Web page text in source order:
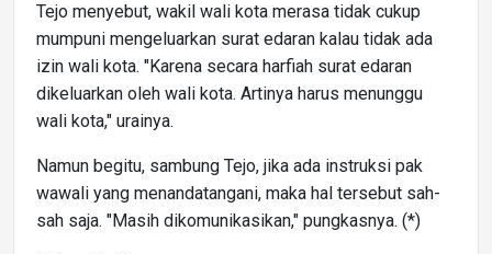
Tejo menyebut, wakil wali kota merasa tidak cukup
mumpuni mengeluarkan surat edaran kalau tidak ada
izin wali kota. "Karena secara harfiah surat edaran
dikeluarkan oleh wali kota. Artinya harus menunggu
wali kota," urainya.
Namun begitu, sambung Tejo, jika ada instruksi pak
wawali yang menandatangani, maka hal tersebut sah-
sah saja. "Masih dikomunikasikan," pungkasnya. (*)